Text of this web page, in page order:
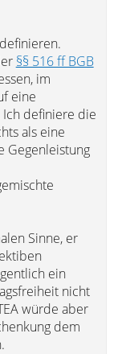
§§ 516 ff BGB
im
eine
definiere die
als eine
Gegenleistung
Sinne, er
ein
nicht
würde aber
dem